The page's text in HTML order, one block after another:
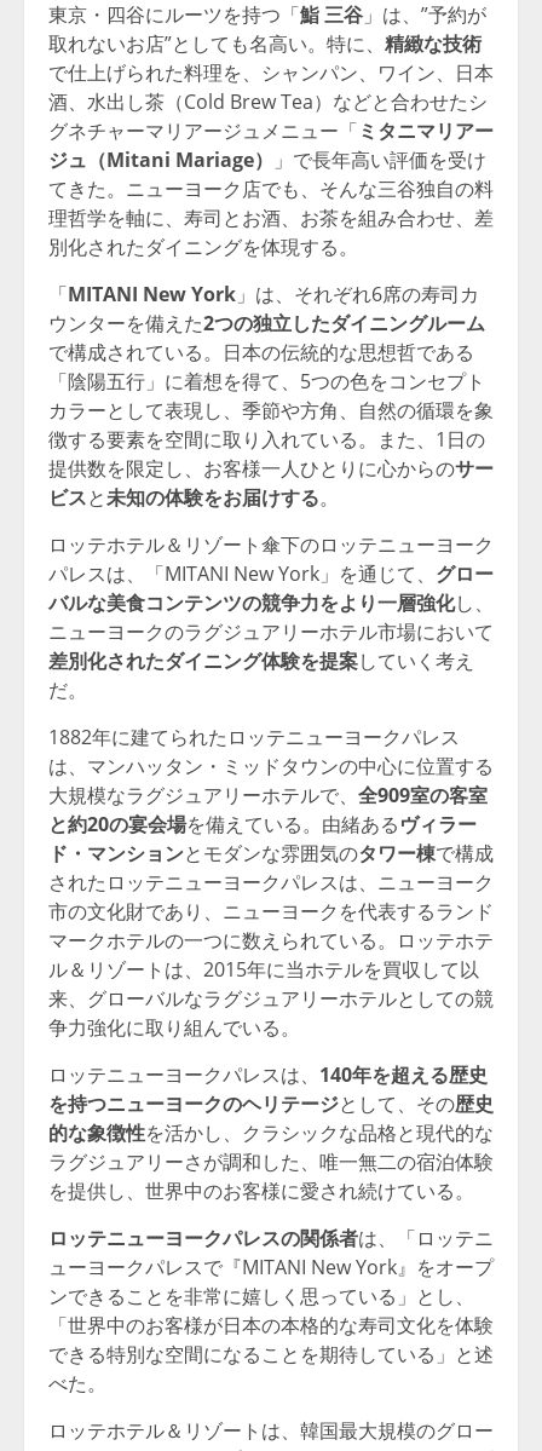
東京・四谷にルーツを持つ「鮨 三谷 」は、”予約が
取れないお店”としても名高い。特に、 精緻な技術
で仕上げられた料理を、シャンパン、ワイン、日本
酒、水出し茶（Cold Brew Tea）などと合わせたシ
グネチャーマリアージュメニュー「ミタニマリアー
ジュ（Mitani Mariage）
」で長年高い評価を受け
てきた。ニューヨーク店でも、そんな三谷独自の料
理哲学を軸に、寿司とお酒、お茶を組み合わせ、差
別化されたダイニングを体現する。
「MITANI New York 」は、それぞれ6席の寿司カ
ウンターを備えた2つの独立したダイニングルーム
で構成されている。日本の伝統的な思想哲である
「陰陽五行」に着想を得て、5つの色をコンセプト
カラーとして表現し、季節や方角、自然の循環を象
徴する要素を空間に取り入れている。また、1日の
提供数を限定し、お客様一人ひとりに心からのサー
ビスと未知の体験をお届けする。
ロッテホテル＆リゾート傘下のロッテニューヨーク
パレスは、「MITANI New York」を通じて、 グロー
バルな美食コンテンツの競争力をより一層強化し、
ニューヨークのラグジュアリーホテル市場において
差別化されたダイニング体験を提案していく考え
だ。
1882年に建てられたロッテニューヨークパレス
は、マンハッタン・ミッドタウンの中心に位置する
大規模なラグジュアリーホテルで、 全909室の客室
と約20の宴会場を備えている。由緒あるヴィラー
ド・マンションとモダンな雰囲気のタワー棟で構成
されたロッテニューヨークパレスは、ニューヨーク
市の文化財であり、ニューヨークを代表するランド
マークホテルの一つに数えられている。ロッテホテ
ル＆リゾートは、2015年に当ホテルを買収して以
来、グローバルなラグジュアリーホテルとしての競
争力強化に取り組んでいる。
ロッテニューヨークパレスは、 140年を超える歴史
を持つニューヨークのヘリテージとして、その歴史
的な象徴性を活かし、クラシックな品格と現代的な
ラグジュアリーさが調和した、唯一無二の宿泊体験
を提供し、世界中のお客様に愛され続けている。
ロッテニューヨークパレスの関係者は、「ロッテニ
ューヨークパレスで『MITANI New York』をオープ
ンできることを非常に嬉しく思っている」とし、
「世界中のお客様が日本の本格的な寿司文化を体験
できる特別な空間になることを期待している」と述
べた。
ロッテホテル＆リゾートは、韓国最大規模のグロー